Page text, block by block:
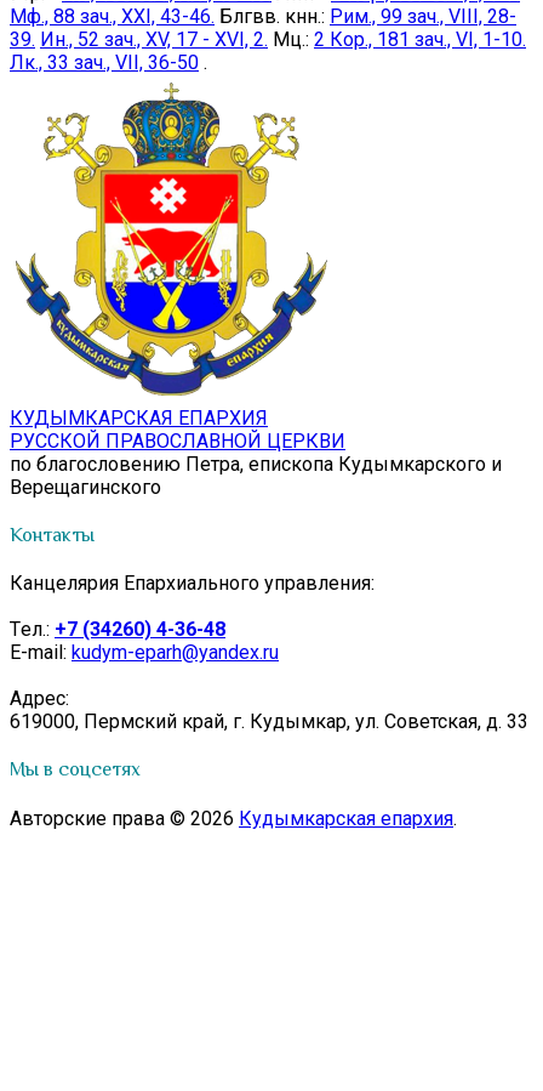
Мф., 88 зач., XXI, 43-46. Блгвв. кнн.: Рим., 99 зач., VIII, 28-
39. Ин., 52 зач., XV, 17 - XVI, 2. Мц.: 2 Кор., 181 зач., VI, 1-10.
Лк., 33 зач., VII, 36-50 .
КУДЫМКАРСКАЯ ЕПАРХИЯ
РУССКОЙ ПРАВОСЛАВНОЙ ЦЕРКВИ
по благословению Петра, епископа Кудымкарского и
Верещагинского
Контакты
Канцелярия Епархиального управления:
Tел.: +7 (34260) 4-36-48
E-mail: kudym-eparh@yandex.ru
Адрес:
619000, Пермский край, г. Кудымкар, ул. Советская, д. 33
Мы в соцсетях
Авторские права © 2026 Кудымкарская епархия.